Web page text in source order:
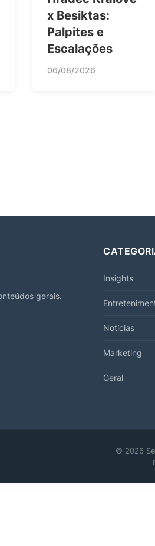
x Besiktas:
Palpites e
Escalações
06/08/2026
gerais.
Insights
Notícias
Marketing
Geral
© 2026